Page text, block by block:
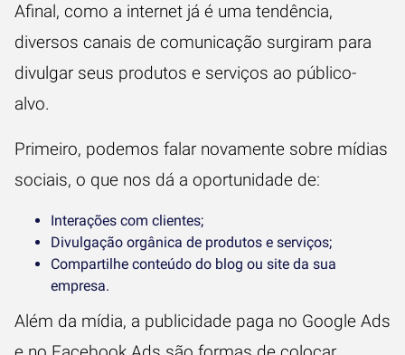
Afinal, como a internet já é uma tendência,
diversos canais de comunicação surgiram para
divulgar seus produtos e serviços ao público-
alvo.
Primeiro, podemos falar novamente sobre mídias
sociais, o que nos dá a oportunidade de:
Interações com clientes;
Divulgação orgânica de produtos e serviços;
Compartilhe conteúdo do blog ou site da sua
empresa.
Além da mídia, a publicidade paga no Google Ads